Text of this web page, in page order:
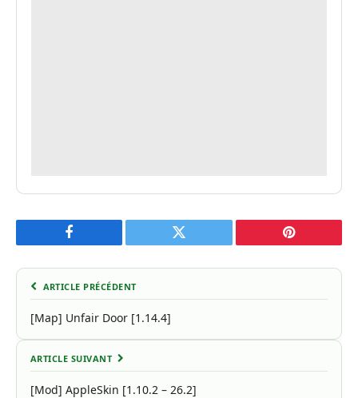
Facebook Twitter Pinterest
ARTICLE PRÉCÉDENT
[Map] Unfair Door [1.14.4]
ARTICLE SUIVANT
[Mod] AppleSkin [1.10.2 – 26.2]